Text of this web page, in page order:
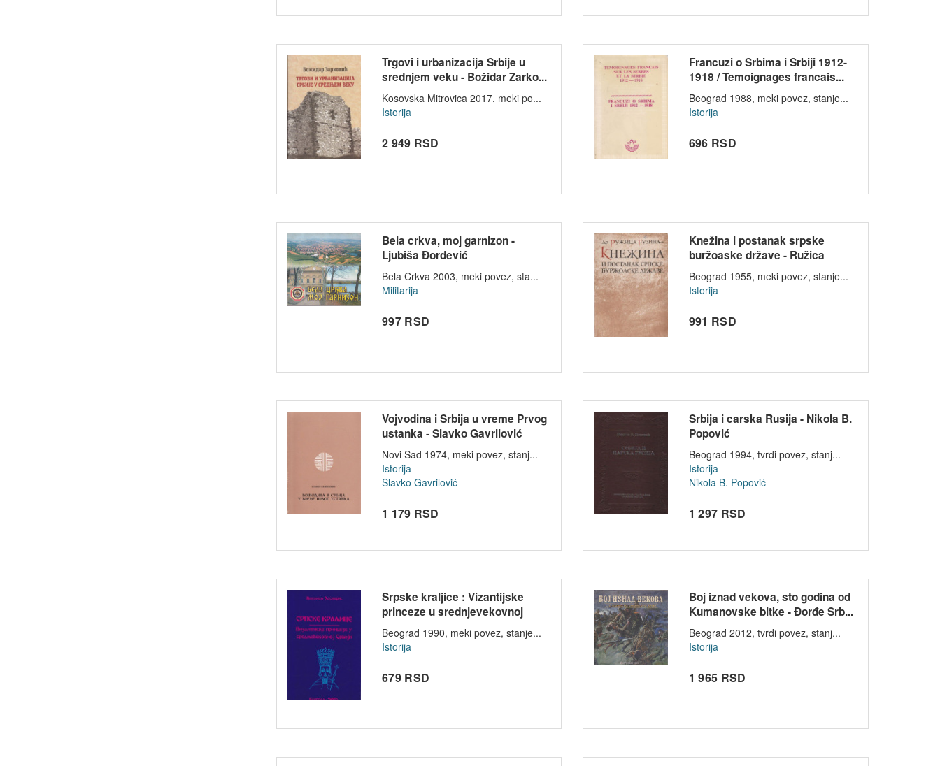
Trgovi i urbanizacija Srbije u
srednjem veku - Božidar Zarko...
Kosovska Mitrovica 2017, meki po...
Istorija
2 949 RSD
Francuzi o Srbima i Srbiji 1912-
1918 / Temoignages francais...
Beograd 1988, meki povez, stanje...
Istorija
696 RSD
Bela crkva, moj garnizon -
Ljubiša Đorđević
Bela Crkva 2003, meki povez, sta...
Militarija
997 RSD
Knežina i postanak srpske
buržoaske države - Ružica
Guzina
Beograd 1955, meki povez, stanje...
Istorija
991 RSD
Vojvodina i Srbija u vreme Prvog
ustanka - Slavko Gavrilović
Novi Sad 1974, meki povez, stanj...
Istorija
Slavko Gavrilović
1 179 RSD
Srbija i carska Rusija - Nikola B.
Popović
Beograd 1994, tvrdi povez, stanj...
Istorija
Nikola B. Popović
1 297 RSD
Srpske kraljice : Vizantijske
princeze u srednjevekovnoj
Srb...
Beograd 1990, meki povez, stanje...
Istorija
679 RSD
Boj iznad vekova, sto godina od
Kumanovske bitke - Đorđe Srb...
Beograd 2012, tvrdi povez, stanj...
Istorija
1 965 RSD